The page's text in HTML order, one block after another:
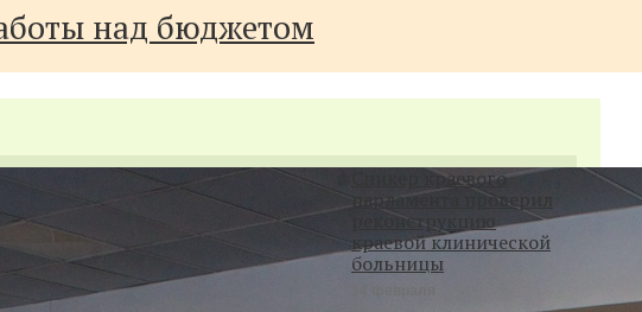
над бюджетом
Спикер краевого
парламента проверил
реконструкцию
краевой клинической
больницы